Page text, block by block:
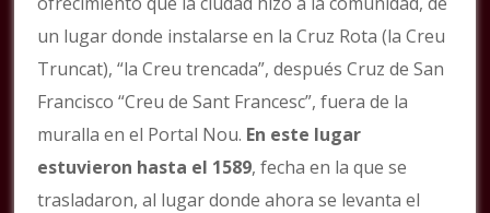
un lugar donde instalarse en la Cruz Rota (la Creu
Truncat), “la Creu trencada”, después Cruz de San
Francisco “Creu de Sant Francesc”, fuera de la
muralla en el Portal Nou. En este lugar
estuvieron hasta el 1589, fecha en la que se
trasladaron, al lugar donde ahora se levanta el